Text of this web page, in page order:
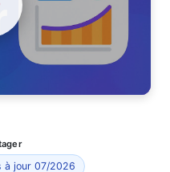
à jour 07/2026